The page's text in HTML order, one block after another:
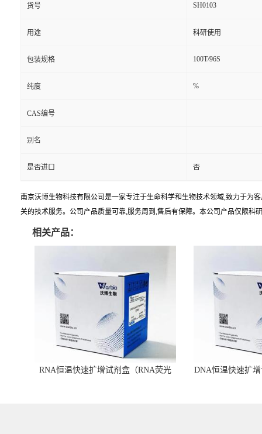
货号 SH0103
用途 科研使用
包装规格 100T/96S
纯度 %
CAS编号
别名
是否进口 否
南京沃博生物科技有限公司是一家专注于生命科学和生物技术领域,致力于为
关的技术服务。公司产品质量可靠,服务周到,售后有保障。本公司产品仅限科
相关产品：
RNA恒温快速扩增试剂盒（RNA荧光
DNA恒温快速扩